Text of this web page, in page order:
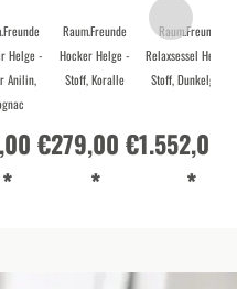
Helge -
Anilin,
€
*
Raum.Freunde
Hocker Helge -
Stoff, Koralle
279,00 €
*
Raum.Freunde
Relaxsessel Helge -
Stoff, Dunkelgrau
1.552,00
*